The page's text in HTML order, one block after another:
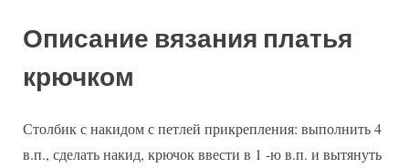
Описание вязания платья
крючком
Столбик с накидом с петлей прикрепления: выполнить 4
в.п., сделать накид, крючок ввести в 1 -ю в.п. и вытянуть